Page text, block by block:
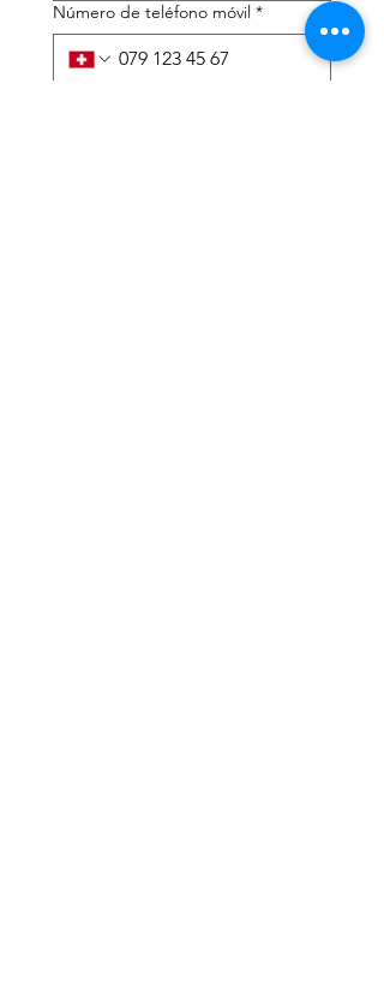
Número de teléfono móvil *